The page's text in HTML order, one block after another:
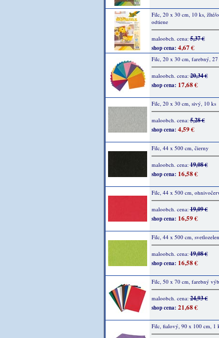
Filc, 20 x 30 cm, 10 ks, žlté/
odtiene
maloobch. cena:5,37 €
shop cena: 4,67 €
Filc, 20 x 30 cm, farebný, 27
maloobch. cena:20,34 €
shop cena: 17,68 €
Filc, 20 x 30 cm, sivý, 10 ks
maloobch. cena:5,28 €
shop cena: 4,59 €
Filc, 44 x 500 cm, čierny
maloobch. cena:19,08 €
shop cena: 16,58 €
Filc, 44 x 500 cm,
maloobch. cena:19,09 €
shop cena: 16,59 €
Filc, 44 x 500 cm,
maloobch. cena:19,08 €
shop cena: 16,58 €
Filc, 50 x 70 cm, farebný
maloobch. cena:24,93 €
shop cena: 21,68 €
Filc, fialový, 90 x 100 cm, 1